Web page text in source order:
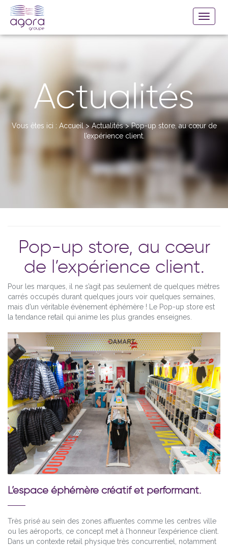
Actualités
Vous êtes ici : Accueil> Actualités>Pop-up store, au cœur de
l’expérience client.
Pop-up store, au cœur
de l’expérience client.
Pour les marques, il ne s’agit pas seulement de quelques mètres
carrés occupés durant quelques jours voir quelques semaines,
mais d’un véritable évènement éphémère ! Le Pop-up store est
la tendance retail qui anime les plus grandes enseignes.
L’espace éphémère créatif et performant.
Très prisé au sein des zones affluentes comme les centres ville
ou les aéroports, ce concept met à l’honneur l’expérience client.
Dans un contexte retail physique très concurrentiel, notamment